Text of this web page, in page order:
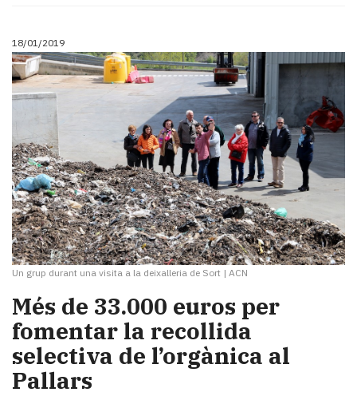
18/01/2019
Un grup durant una visita a la deixalleria de Sort | ACN
Més de 33.000 euros per
fomentar la recollida
selectiva de l’orgànica al
Pallars